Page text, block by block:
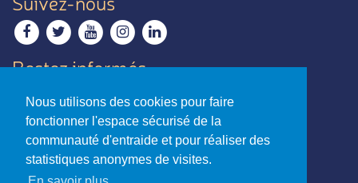
Nous utilisons des cookies pour faire
fonctionner l'espace sécurisé de la
communauté d'entraide et pour réaliser des
statistiques anonymes de visites.
Restez informés
Contactez-nous
Envoyer un e-mail
La sclérose en plaques,